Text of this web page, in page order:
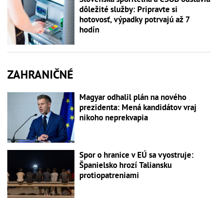
dôležité služby: Pripravte si
hotovosť, výpadky potrvajú až 7
hodín
ZAHRANIČNÉ
Magyar odhalil plán na nového
prezidenta: Mená kandidátov vraj
nikoho neprekvapia
Spor o hranice v EÚ sa vyostruje:
Španielsko hrozí Taliansku
protiopatreniami